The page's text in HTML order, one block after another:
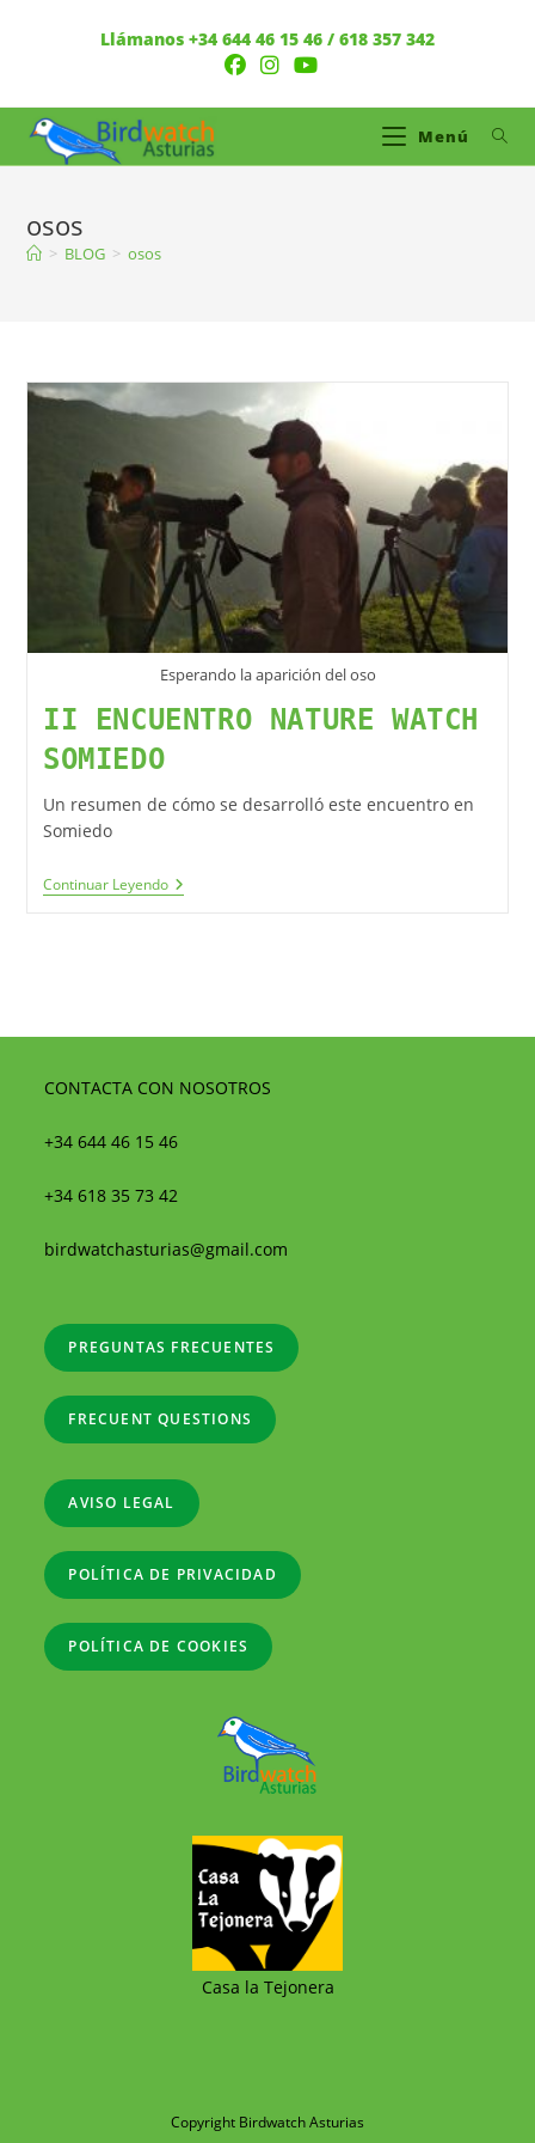
Llámanos +34 644 46 15 46 / 618 357 342
Menú
osos
> BLOG > osos
Esperando la aparición del oso
II ENCUENTRO NATURE WATCH
SOMIEDO
Un resumen de cómo se desarrolló este encuentro en
Somiedo
Continuar Leyendo
CONTACTA CON NOSOTROS
+34 644 46 15 46
+34 618 35 73 42
birdwatchasturias@gmail.com
PREGUNTAS FRECUENTES
FRECUENT QUESTIONS
AVISO LEGAL
POLÍTICA DE PRIVACIDAD
POLÍTICA DE COOKIES
Casa la Tejonera
Copyright Birdwatch Asturias